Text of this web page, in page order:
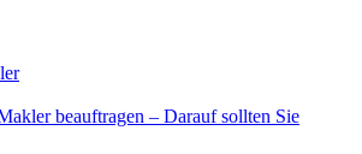
beauftragen – Darauf sollten Sie